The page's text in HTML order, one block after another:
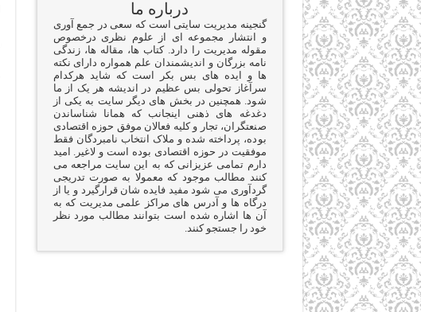
درباره ما
گنجینه مدیریت سایتی است که سعی در جمع آوری
و انتشار مجموعه ای از علوم نظری درخصوص
مقوله مدیریت را دارد. کتاب ها، مقاله ها، زندگی
نامه بزرگان و اندیشمندان علم همواره دارای نکته
ها و ایده های بس بکر است که شاید هرکدام
سرآغاز تحولی بس عظیم در اندیشه هر یک از ما
شود. همچنین در بخش های دیگر سایت به یکی از
دغدغه های ذهنی اینجانب که همانا شناساندن
صنعتگران، تجار و کلیه فعالان موفق حوزه اقتصادی
بوده، پرداخته شده و ملاک انتخاب نامبردگان فقط
موفقیت در حوزه اقتصادی بوده است و لاغیر. امید
دارم تمامی عزیزانی که به این سایت مراجعه می
کنند مطالب موجود که معمولا به صورت تدریجی
گردآوری می شود مفید فایده شان قرارگیرد و یا از
درگاه ها و آدرس های مراکز علمی مدیریت که به
آن ها اشاره شده است بتوانند مطالب مورد نظر
خود را جستجو کنند.